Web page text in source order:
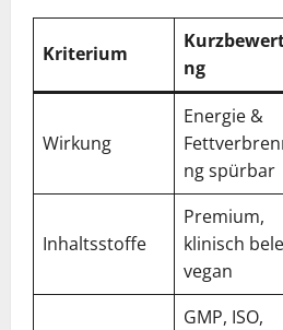
Kriterium
ng
Wirkung
Energie &
ng spürbar
Inhaltsstoffe
Premium,
klinisch
vegan
GMP, ISO,